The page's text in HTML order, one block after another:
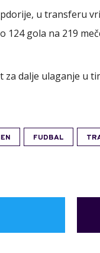
u transferu
gola na 219
dalje ulaganje u
FUDBAL